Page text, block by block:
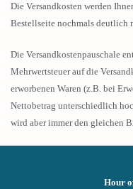
Die Versandkosten werden
Bestellseite nochmals deutlich
Die Versandkostenpauschale
Mehrwertsteuer auf die
erworbenen Waren (z.B. bei
Nettobetrag unterschiedlich
wird aber immer den gleichen
Hour